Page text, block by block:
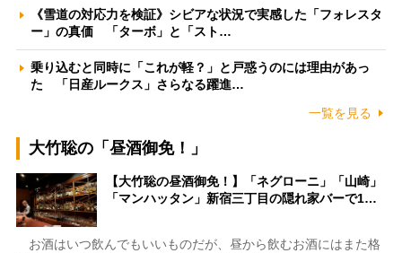
《雪道の対応力を検証》シビアな状況で実感した「フォレスタ
ー」の真価 「ターボ」と「スト…
乗り込むと同時に「これが軽？」と戸惑うのには理由があっ
た 「日産ルークス」さらなる躍進…
一覧を見る
大竹聡の「昼酒御免！」
【大竹聡の昼酒御免！】「ネグローニ」「山崎」
「マンハッタン」新宿三丁目の隠れ家バーで1…
お酒はいつ飲んでもいいものだが、昼から飲むお酒にはまた格